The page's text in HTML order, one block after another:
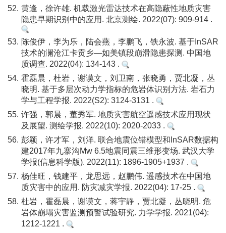
52. 黄逢，徐许雄. 机载激光雷达技术在高隐蔽性地质灾害
隐患早期识别中的应用. 北京测绘. 2022(07): 909-914 .
53. 陈俊伊，李为乐，陆会燕，李鹏飞，铁永波. 基于InSAR
技术的澜沧江卡贡乡—如美镇段崩滑隐患探测. 中国地
质调查. 2022(04): 134-143 .
54. 霍磊晨，杜岩，谢谟文，刘卫南，张晓勇，贾北凝，丛
晓明. 基于多层次动力学指标的危岩体识别方法. 岩石力
学与工程学报. 2022(S2): 3124-3131 .
55. 许强，郭晨，董秀军. 地质灾害航空遥感技术应用现状
及展望. 测绘学报. 2022(10): 2020-2033 .
56. 彭颖，许才军，刘洋. 联合地震位错模型和InSAR数据构
建2017年九寨沟Mw 6.5地震同震三维形变场. 武汉大学
学报(信息科学版). 2022(11): 1896-1905+1937 .
57. 杨佳旺，钱建平，龙思远，赵鹏伟. 遥感技术在中国地
质灾害中的应用. 防灾减灾学报. 2022(04): 17-25 .
58. 杜岩，霍磊晨，谢谟文，蒋宇静，贾北凝，丛晓明. 危
岩体崩塌灾害监测预警试验研究. 力学学报. 2021(04):
1212-1221 .